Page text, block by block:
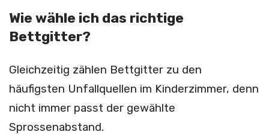
Wie wähle ich das richtige
Bettgitter?
Gleichzeitig zählen Bettgitter zu den
häufigsten Unfallquellen im Kinderzimmer, denn
nicht immer passt der gewählte
Sprossenabstand.